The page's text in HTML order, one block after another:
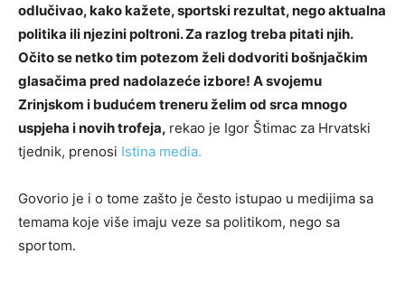
odlučivao, kako kažete, sportski rezultat, nego aktualna
politika ili njezini poltroni. Za razlog treba pitati njih.
Očito se netko tim potezom želi dodvoriti bošnjačkim
glasačima pred nadolazeće izbore! A svojemu
Zrinjskom i budućem treneru želim od srca mnogo
uspjeha i novih trofeja, rekao je Igor Štimac za Hrvatski
tjednik, prenosi Istina media.
Govorio je i o tome zašto je često istupao u medijima sa
temama koje više imaju veze sa politikom, nego sa
sportom.